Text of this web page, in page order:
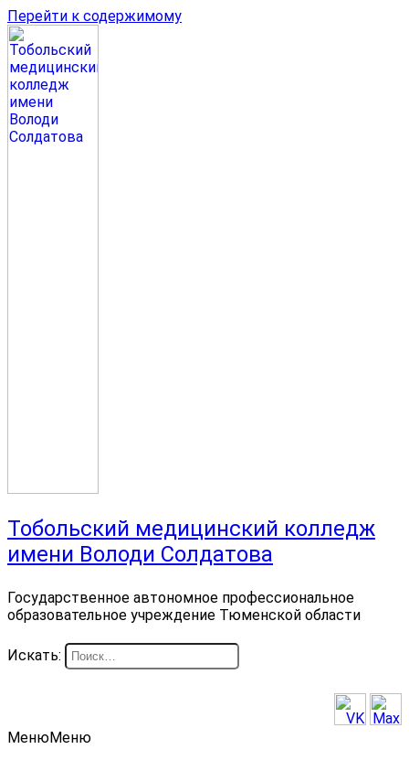
Перейти к содержимому
Тобольский медицинский колледж
имени Володи Солдатова
Государственное автономное профессиональное
образовательное учреждение Тюменской области
Искать:
МенюМеню